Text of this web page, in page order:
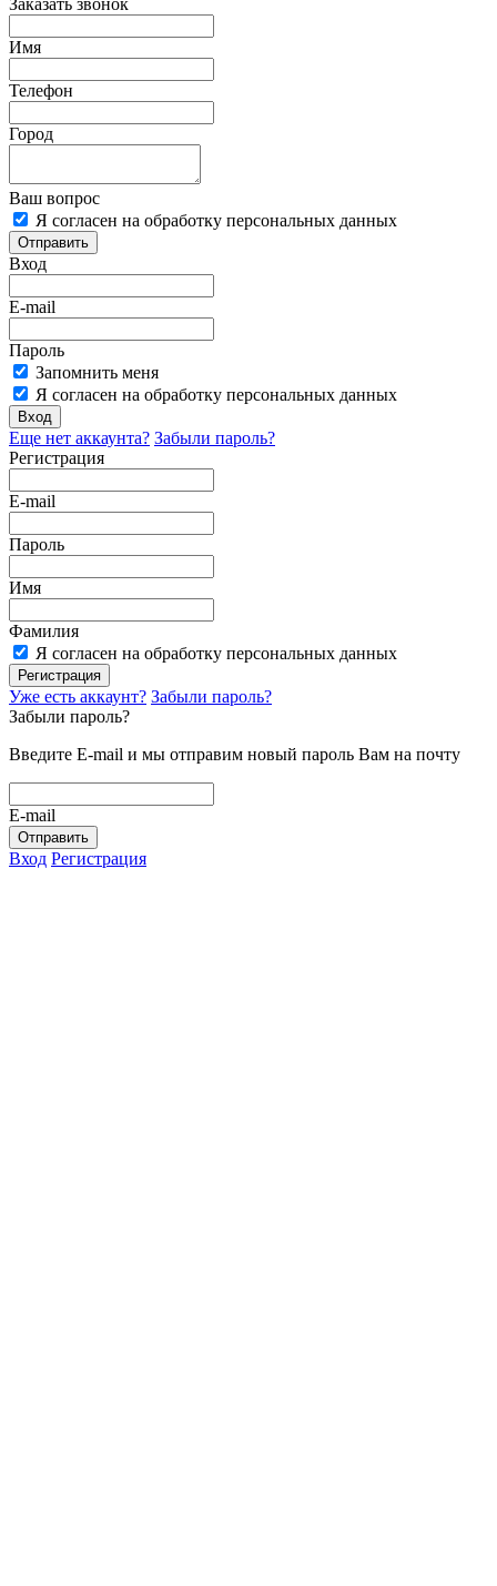
Заказать звонок
Имя
Телефон
Город
Ваш вопрос
Я согласен на обработку персональных данных
Отправить
Вход
E-mail
Пароль
Запомнить меня
Я согласен на обработку персональных данных
Вход
Еще нет аккаунта? Забыли пароль?
Регистрация
E-mail
Пароль
Имя
Фамилия
Я согласен на обработку персональных данных
Регистрация
Уже есть аккаунт? Забыли пароль?
Забыли пароль?
Введите E-mail и мы отправим новый пароль Вам на почту
E-mail
Отправить
Вход Регистрация